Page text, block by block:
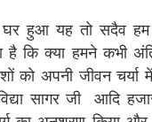
घर हुआ यह तो सदैव
क्या हमने कभी अंतिम
को अपनी जीवन चर्या
सागर जी आदि